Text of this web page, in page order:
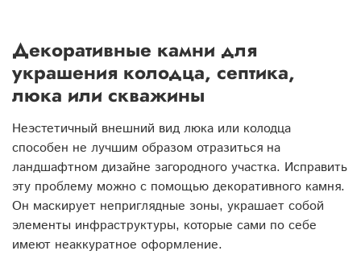
Декоративные камни для
украшения колодца, септика,
люка или скважины
Неэстетичный внешний вид люка или колодца
способен не лучшим образом отразиться на
ландшафтном дизайне загородного участка. Исправить
эту проблему можно с помощью декоративного камня.
Он маскирует неприглядные зоны, украшает собой
элементы инфраструктуры, которые сами по себе
имеют неаккуратное оформление.